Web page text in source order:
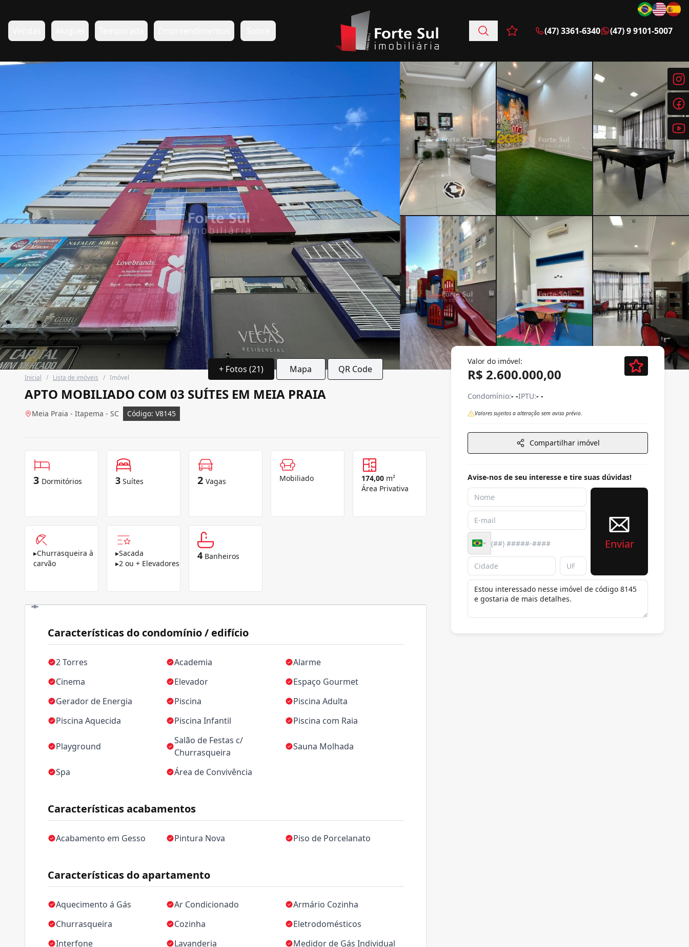
Favoritos (0 itens)
(47) 3361-6340 (47) 9 9101-5007
+ Fotos (21) Mapa QR Code
Inicial / Lista de imóveis / Imóvel
APTO MOBILIADO COM 03 SUÍTES EM MEIA PRAIA
Meia Praia - Itapema - SC Código: V8145
3 Dormitórios 3 Suítes 2 Vagas Mobiliado 174,00 m²
Área Privativa
▸Churrasqueira à
carvão
▸Sacada
▸2 ou + Elevadores
4 Banheiros
Características do condomínio / edifício
2 Torres Academia
Alarme
Cinema
Elevador
Espaço Gourmet
Gerador de Energia
Piscina
Piscina Adulta
Piscina Aquecida
Piscina Infantil Piscina com Raia
Playground
Salão de Festas c/
Churrasqueira
Sauna Molhada
Spa Área de Convivência
Características acabamentos
Acabamento em Gesso Pintura Nova Piso de Porcelanato
Características do apartamento
Aquecimento á Gás Ar Condicionado
Armário Cozinha
Churrasqueira
Cozinha
Eletrodomésticos
Interfone
Lavanderia Medidor de Gás Individual
Valor do imóvel:
R$ 2.600.000,00
Condomínio:- -IPTU:- -
Valores sujeitos a alteração sem aviso prévio.
Compartilhar imóvel
Avise-nos de seu interesse e tire suas dúvidas!
Enviar